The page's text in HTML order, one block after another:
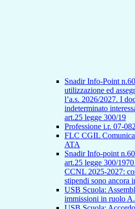
Snadir Info-Point
utilizzazione ed
l’a.s. 2026/2027. I
indeterminato
art.25 legge 300/19
Professione i.r. 07-
FLC CGIL
ATA
Snadir Info-point
art.25 legge 300/
CCNL 2025-2027:
stipendi sono ancora
USB Scuola:
immissioni in ruolo